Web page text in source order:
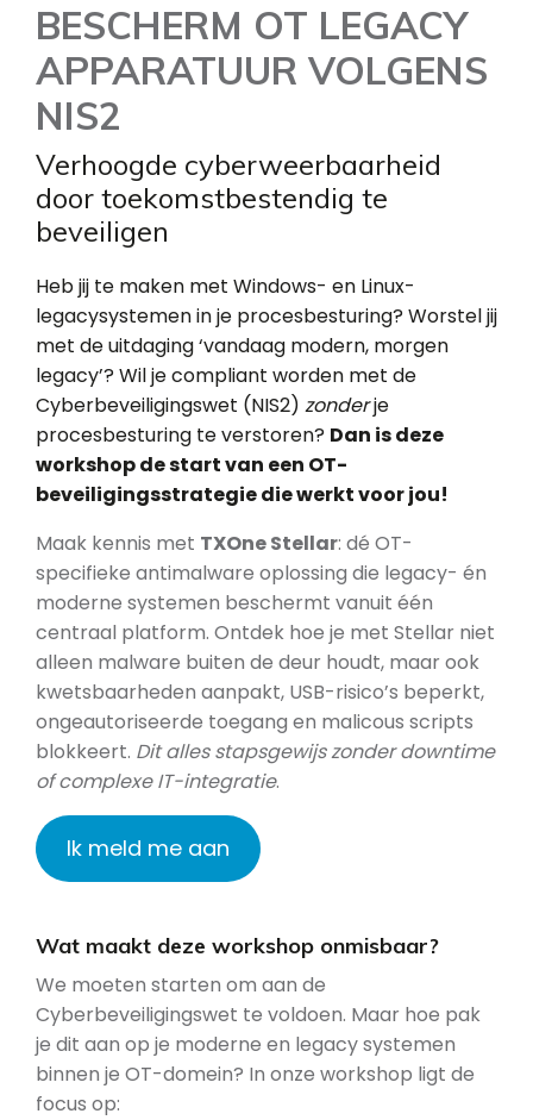
BESCHERM OT LEGACY
APPARATUUR VOLGENS
NIS2
Verhoogde cyberweerbaarheid
door toekomstbestendig te
beveiligen
Heb jij te maken met Windows- en Linux-
legacysystemen in je procesbesturing? Worstel jij
met de uitdaging ‘vandaag modern, morgen
legacy’? Wil je compliant worden met de
Cyberbeveiligingswet (NIS2) zonderje
procesbesturing te verstoren? Dan is deze
workshop de start van een OT-
beveiligingsstrategie die werkt voor jou!
Maak kennis met TXOne Stellar: dé OT-
specifieke antimalware oplossing die legacy- én
moderne systemen beschermt vanuit één
centraal platform. Ontdek hoe je met Stellar niet
alleen malware buiten de deur houdt, maar ook
kwetsbaarheden aanpakt, USB-risico’s beperkt,
ongeautoriseerde toegang en malicous scripts
blokkeert. Dit alles stapsgewijs zonder downtime
of complexe IT-integratie.
Ik meld me aan
Wat maakt deze workshop onmisbaar?
We moeten starten om aan de
Cyberbeveiligingswet te voldoen. Maar hoe pak
je dit aan op je moderne en legacy systemen
binnen je OT-domein? In onze workshop ligt de
focus op: